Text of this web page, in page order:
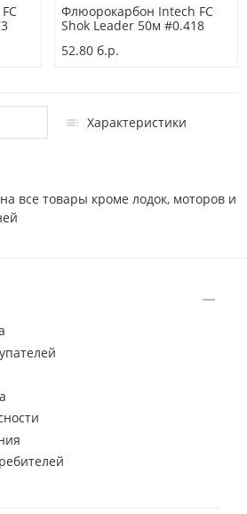
Флюорокарбон Intech FC
Shok Leader 50м #0.418
52.80 б.р.
Характеристики
все товары кроме лодок, моторов и